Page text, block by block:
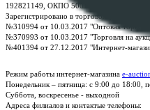
192821149, ОКПО 500111895000
Зарегистрировано в торговом реестре
№310994 от 10.03.2017 "Оптовая
№370993 от 10.03.2017 "Торговля на
№401394 от 27.12.2017 "Интернет-
Режим работы интернет-магазина e-
Понедельник – пятница: с 9:00 до 18:00,
Суббота, воскресенье - выходной
Адреса филиалов и контактые телефоны: